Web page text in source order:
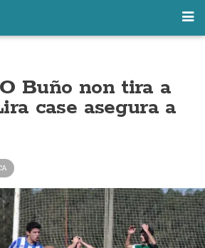
Buño non tira a
case asegura a